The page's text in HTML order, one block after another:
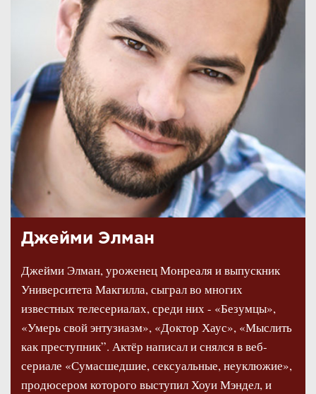
Джейми Элман
Джейми Элман, уроженец Монреаля и выпускник
Университета Макгилла, сыграл во многих
известных телесериалах, среди них - «Безумцы»,
«Умерь свой энтузиазм», «Доктор Хаус», «Мыслить
как преступник”. Актёр написал и снялся в веб-
сериале «Сумасшедшие, сексуальные, неуклюжие»,
продюсером которого выступил Хоуи Мэндел, и